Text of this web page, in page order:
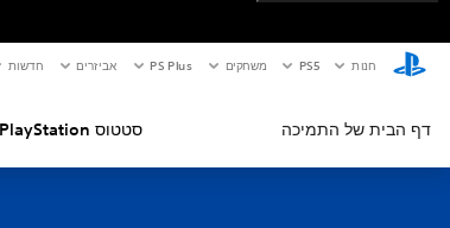
חנות PS5‏ משחקים PS Plus אביזרים חדשות
דף הבית של התמיכה סטטוס PlayStation